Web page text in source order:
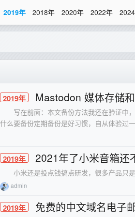
2019年 2018年 2020年 2022年
2019年 Mastodon 媒体存储
写在前面：本文备份方法我还在验证中
什么要备份定期备份是好习惯，自从体验过
2019年 2021年了小米音箱还
小米还是投点钱搞点研发，很多产品只
admin
2019年 免费的中文域名电子